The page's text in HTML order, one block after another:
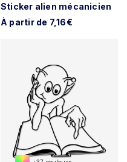
Sticker alien mécanicien
À partir de 7,16€